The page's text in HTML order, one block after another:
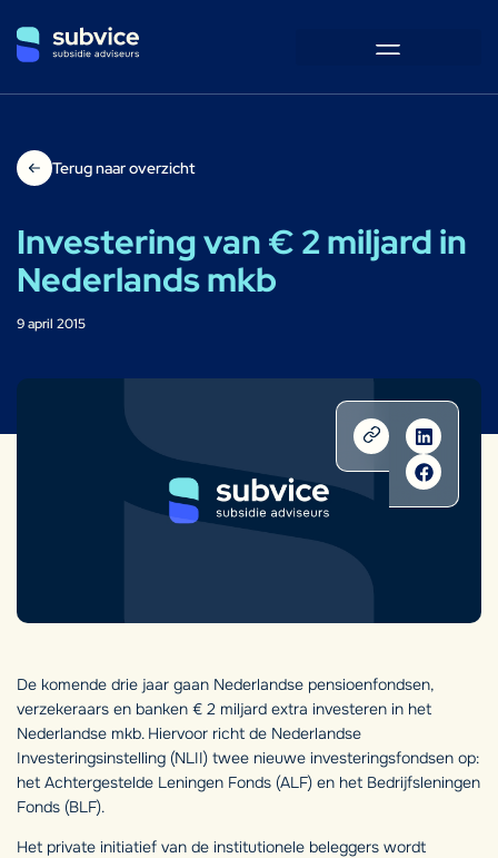
Terug naar overzicht
Investering van € 2 miljard in
Nederlands mkb
9 april 2015
De komende drie jaar gaan Nederlandse pensioenfondsen,
verzekeraars en banken € 2 miljard extra investeren in het
Nederlandse mkb. Hiervoor richt de Nederlandse
Investeringsinstelling (NLII) twee nieuwe investeringsfondsen op:
het Achtergestelde Leningen Fonds (ALF) en het Bedrijfsleningen
Fonds (BLF).
Het private initiatief van de institutionele beleggers wordt